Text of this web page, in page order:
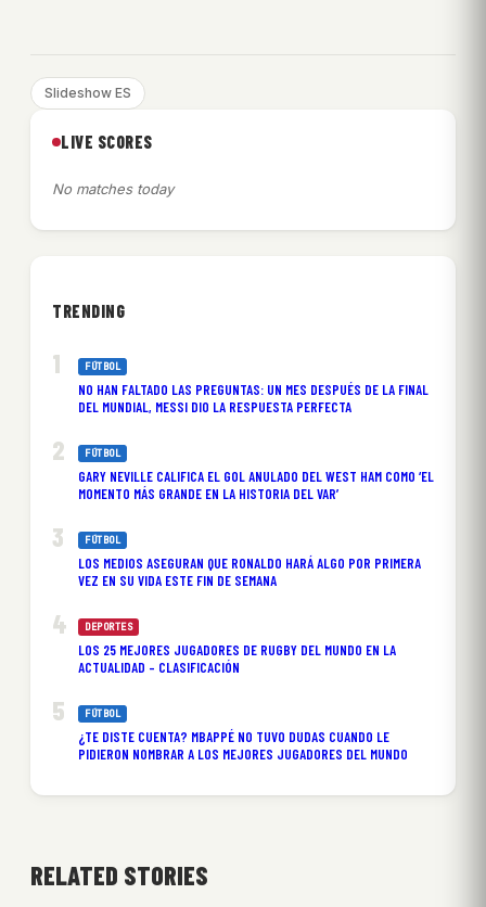
Slideshow ES
LIVE SCORES
No matches today
TRENDING
FÚTBOL
NO HAN FALTADO LAS PREGUNTAS: UN MES DESPUÉS DE LA FINAL
DEL MUNDIAL, MESSI DIO LA RESPUESTA PERFECTA
FÚTBOL
GARY NEVILLE CALIFICA EL GOL ANULADO DEL WEST HAM COMO ‘EL
MOMENTO MÁS GRANDE EN LA HISTORIA DEL VAR’
FÚTBOL
LOS MEDIOS ASEGURAN QUE RONALDO HARÁ ALGO POR PRIMERA
VEZ EN SU VIDA ESTE FIN DE SEMANA
DEPORTES
LOS 25 MEJORES JUGADORES DE RUGBY DEL MUNDO EN LA
ACTUALIDAD – CLASIFICACIÓN
FÚTBOL
¿TE DISTE CUENTA? MBAPPÉ NO TUVO DUDAS CUANDO LE
PIDIERON NOMBRAR A LOS MEJORES JUGADORES DEL MUNDO
RELATED STORIES